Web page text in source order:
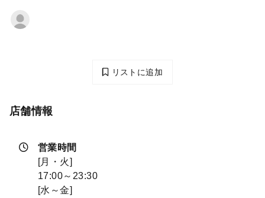
リストに追加
店舗情報
営業時間
[月・火]
17:00～23:30
[水～金]